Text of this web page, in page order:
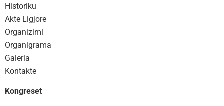
Historiku
Akte Ligjore
Organizimi
Organigrama
Galeria
Kontakte
Kongreset